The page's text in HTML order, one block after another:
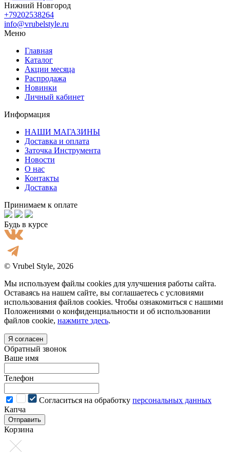
Нижний Новгород
+79202538264
info@vrubelstyle.ru
Меню
Главная
Каталог
Акции месяца
Распродажа
Новинки
Личный кабинет
Информация
НАШИ МАГАЗИНЫ
Доставка и оплата
Заточка Инструмента
Новости
О нас
Контакты
Доставка
Принимаем к оплате
Будь в курсе
© Vrubel Style, 2026
Мы используем файлы cookies для улучшения работы сайта.
Оставаясь на нашем сайте, вы соглашаетесь с условиями
использования файлов cookies. Чтобы ознакомиться с нашими
Положениями о конфиденциальности и об использовании
файлов cookie, нажмите здесь.
Я согласен
Обратный звонок
Ваше имя
Телефон
Cогласиться на обработку персональных данных
Капча
Отправить
Корзина